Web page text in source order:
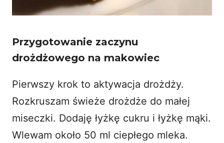
Przygotowanie zaczynu
drożdżowego na makowiec
Pierwszy krok to aktywacja drożdży.
Rozkruszam świeże drożdże do małej
miseczki. Dodaję łyżkę cukru i łyżkę mąki.
Wlewam około 50 ml ciepłego mleka.